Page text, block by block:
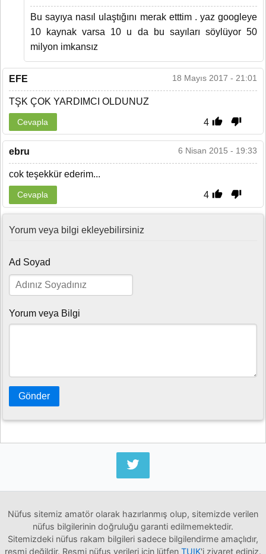
Bu sayıya nasıl ulaştığını merak etttim . yaz googleye
10 kaynak varsa 10 u da bu sayıları söylüyor 50
milyon imkansız
EFE 18 Mayıs 2017 - 21:01
TŞK ÇOK YARDIMCI OLDUNUZ
4
Cevapla
ebru 6 Nisan 2015 - 19:33
cok teşekkür ederim...
4
Cevapla
Yorum veya bilgi ekleyebilirsiniz
Ad Soyad
Yorum veya Bilgi
Gönder
Nüfus sitemiz amatör olarak hazırlanmış olup, sitemizde verilen
nüfus bilgilerinin doğruluğu garanti edilmemektedir.
Sitemizdeki nüfus rakam bilgileri sadece bilgilendirme amaçlıdır,
resmi değildir. Resmi nüfus verileri için lütfen TUIK'i ziyaret ediniz.